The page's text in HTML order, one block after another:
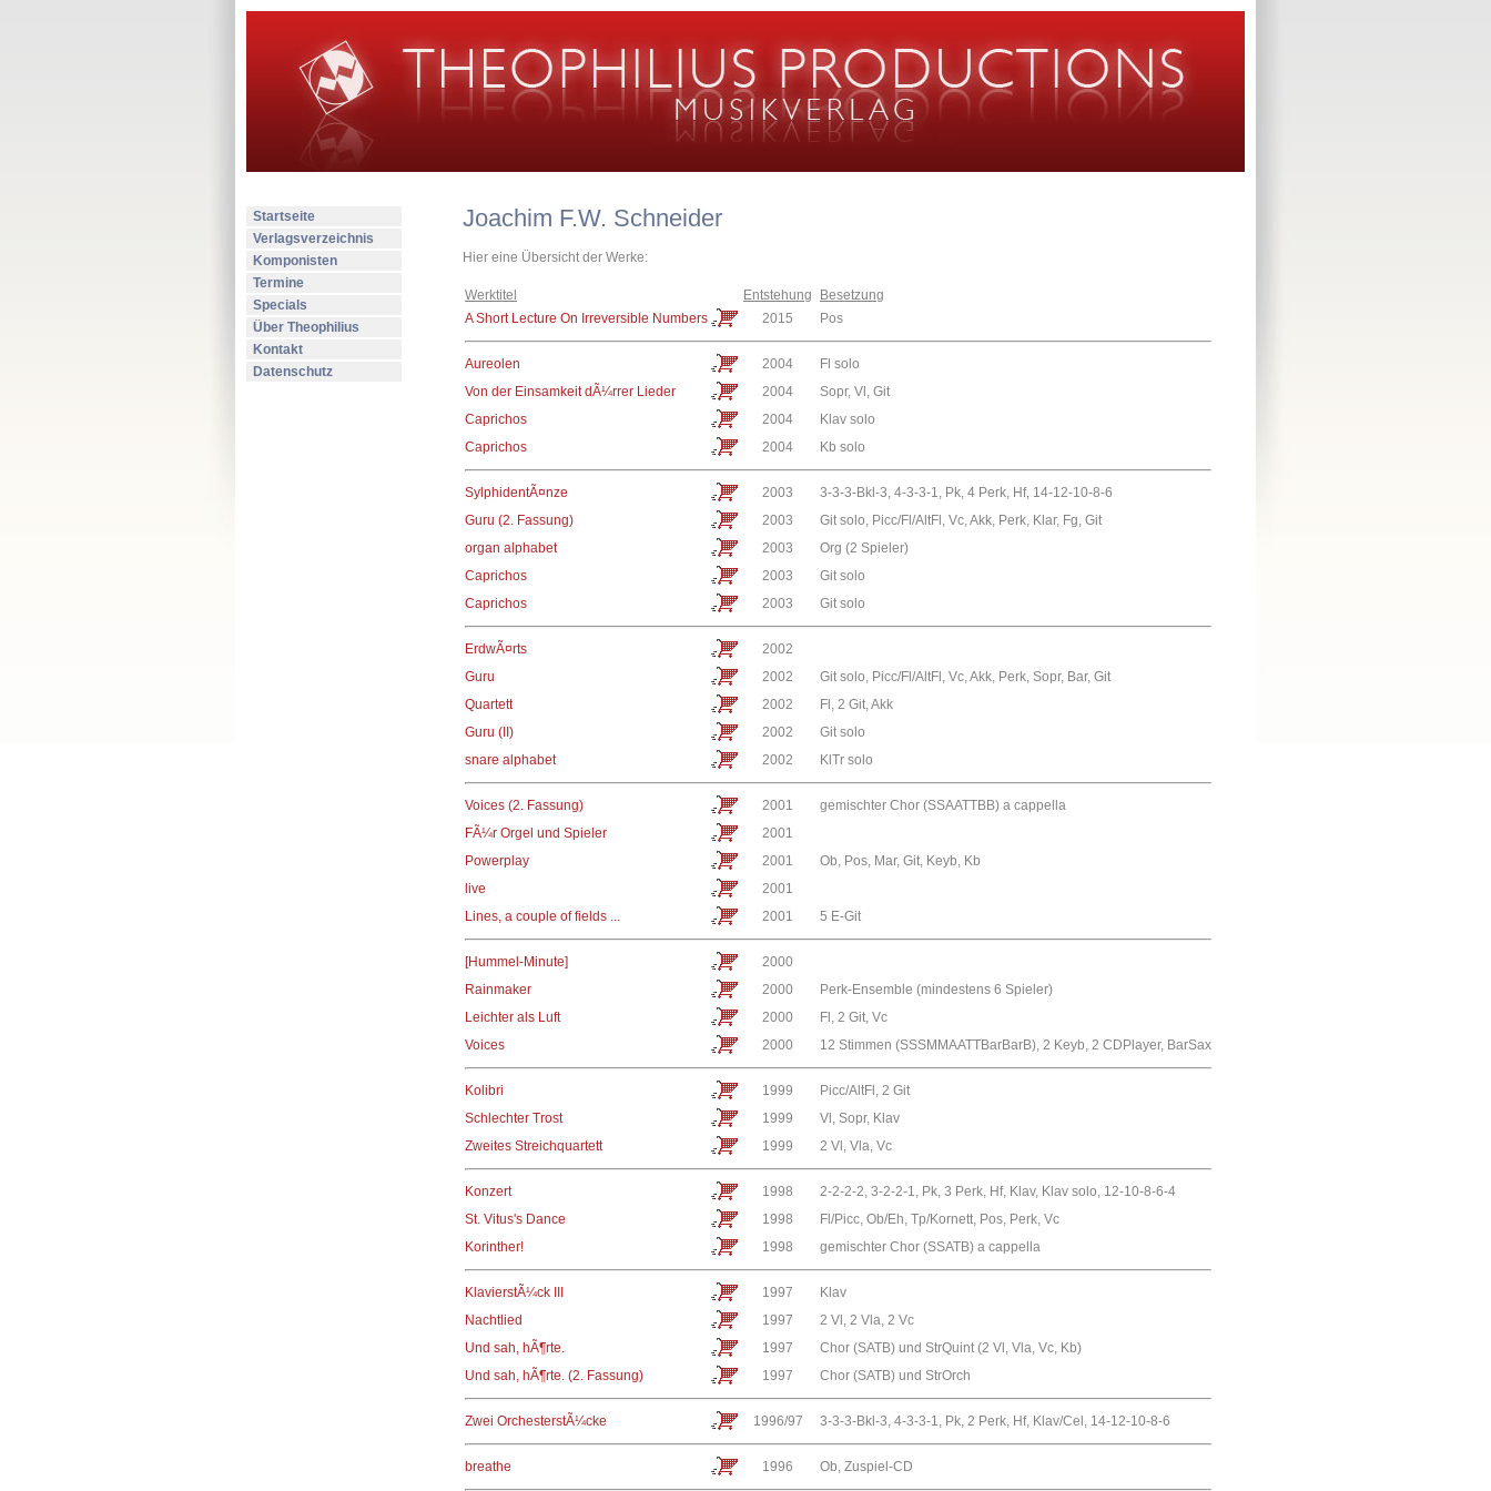
Startseite
Verlagsverzeichnis
Komponisten
Termine
Specials
Über Theophilius
Kontakt
Datenschutz
Joachim F.W. Schneider
Hier eine Übersicht der Werke:
Werktitel Entstehung
Besetzung
A Short Lecture On Irreversible Numbers
2015 Pos
Aureolen 2004
Fl solo
Von der Einsamkeit dÃ¼rrer Lieder
2004
Sopr, Vl, Git
Caprichos
2004
Klav solo
Caprichos
2004 Kb solo
SylphidentÃ¤nze 2003
3-3-3-Bkl-3, 4-3-3-1, Pk, 4 Perk, Hf, 14-12-10-8-6
Guru (2. Fassung)
2003
Git solo, Picc/Fl/AltFl, Vc, Akk, Perk, Klar, Fg, Git
organ alphabet
2003
Org (2 Spieler)
Caprichos
2003
Git solo
Caprichos
2003 Git solo
ErdwÃ¤rts
2002
Guru
2002
Git solo, Picc/Fl/AltFl, Vc, Akk, Perk, Sopr, Bar, Git
Quartett
2002
Fl, 2 Git, Akk
Guru (II)
2002
Git solo
snare alphabet
2002 KlTr solo
Voices (2. Fassung) 2001
gemischter Chor (SSAATTBB) a cappella
FÃ¼r Orgel und Spieler
2001
Powerplay
2001
Ob, Pos, Mar, Git, Keyb, Kb
live
2001
Lines, a couple of fields ...
2001 5 E-Git
[Hummel-Minute]
2000
Rainmaker
2000
Perk-Ensemble (mindestens 6 Spieler)
Leichter als Luft
2000
Fl, 2 Git, Vc
Voices
2000 12 Stimmen (SSSMMAATTBarBarB), 2 Keyb, 2 CDPlayer, BarSax
Kolibri 1999
Picc/AltFl, 2 Git
Schlechter Trost
1999
Vl, Sopr, Klav
Zweites Streichquartett
1999 2 Vl, Vla, Vc
Konzert 1998
2-2-2-2, 3-2-2-1, Pk, 3 Perk, Hf, Klav, Klav solo, 12-10-8-6-4
St. Vitus's Dance
1998
Fl/Picc, Ob/Eh, Tp/Kornett, Pos, Perk, Vc
Korinther!
1998 gemischter Chor (SSATB) a cappella
KlavierstÃ¼ck III 1997
Klav
Nachtlied
1997
2 Vl, 2 Vla, 2 Vc
Und sah, hÃ¶rte.
1997
Chor (SATB) und StrQuint (2 Vl, Vla, Vc, Kb)
Und sah, hÃ¶rte. (2. Fassung)
1997 Chor (SATB) und StrOrch
Zwei OrchesterstÃ¼cke 1996/97 3-3-3-Bkl-3, 4-3-3-1, Pk, 2 Perk, Hf, Klav/Cel, 14-12-10-8-6
breathe 1996 Ob, Zuspiel-CD